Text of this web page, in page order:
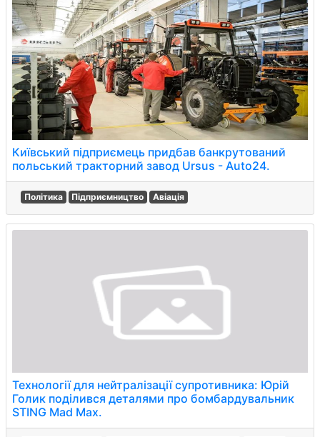
Київський підприємець придбав банкрутований
польський тракторний завод Ursus - Auto24.
Політика Підприємництво Авіація
Технології для нейтралізації супротивника: Юрій
Голик поділився деталями про бомбардувальник
STING Mad Max.